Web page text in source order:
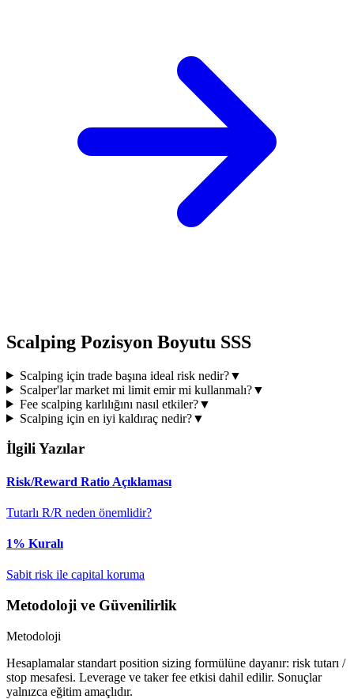
Scalping Pozisyon Boyutu SSS
Scalping için trade başına ideal risk nedir?▼
Scalper'lar market mi limit emir mi kullanmalı?▼
Fee scalping karlılığını nasıl etkiler?▼
Scalping için en iyi kaldıraç nedir?▼
İlgili Yazılar
Risk/Reward Ratio Açıklaması
Tutarlı R/R neden önemlidir?
1% Kuralı
Sabit risk ile capital koruma
Metodoloji ve Güvenilirlik
Metodoloji
Hesaplamalar standart position sizing formülüne dayanır: risk tutarı /
stop mesafesi. Leverage ve taker fee etkisi dahil edilir. Sonuçlar
yalnızca eğitim amaçlıdır.